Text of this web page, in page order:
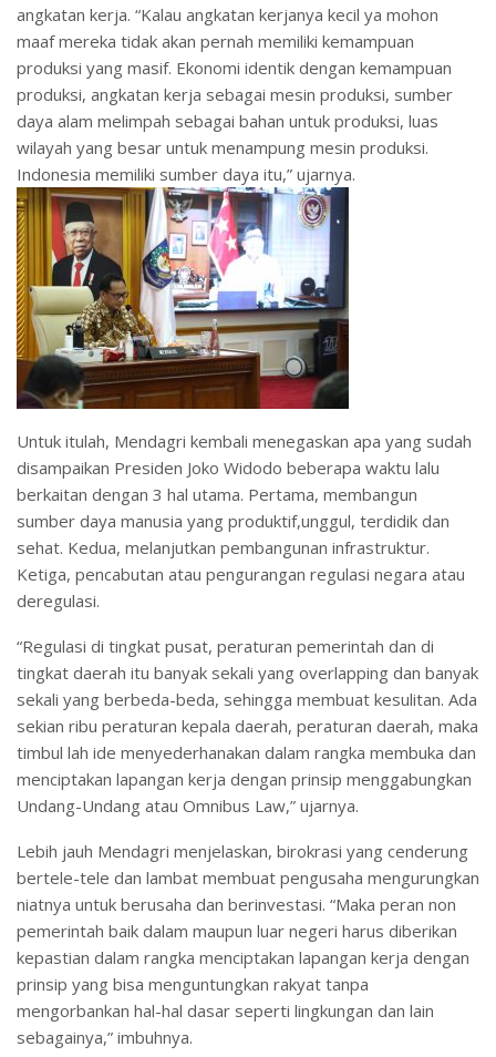
angkatan kerja. “Kalau angkatan kerjanya kecil ya mohon
maaf mereka tidak akan pernah memiliki kemampuan
produksi yang masif. Ekonomi identik dengan kemampuan
produksi, angkatan kerja sebagai mesin produksi, sumber
daya alam melimpah sebagai bahan untuk produksi, luas
wilayah yang besar untuk menampung mesin produksi.
Indonesia memiliki sumber daya itu,” ujarnya.
Untuk itulah, Mendagri kembali menegaskan apa yang sudah
disampaikan Presiden Joko Widodo beberapa waktu lalu
berkaitan dengan 3 hal utama. Pertama, membangun
sumber daya manusia yang produktif,unggul, terdidik dan
sehat. Kedua, melanjutkan pembangunan infrastruktur.
Ketiga, pencabutan atau pengurangan regulasi negara atau
deregulasi.
“Regulasi di tingkat pusat, peraturan pemerintah dan di
tingkat daerah itu banyak sekali yang overlapping dan banyak
sekali yang berbeda-beda, sehingga membuat kesulitan. Ada
sekian ribu peraturan kepala daerah, peraturan daerah, maka
timbul lah ide menyederhanakan dalam rangka membuka dan
menciptakan lapangan kerja dengan prinsip menggabungkan
Undang-Undang atau Omnibus Law,” ujarnya.
Lebih jauh Mendagri menjelaskan, birokrasi yang cenderung
bertele-tele dan lambat membuat pengusaha mengurungkan
niatnya untuk berusaha dan berinvestasi. “Maka peran non
pemerintah baik dalam maupun luar negeri harus diberikan
kepastian dalam rangka menciptakan lapangan kerja dengan
prinsip yang bisa menguntungkan rakyat tanpa
mengorbankan hal-hal dasar seperti lingkungan dan lain
sebagainya,” imbuhnya.